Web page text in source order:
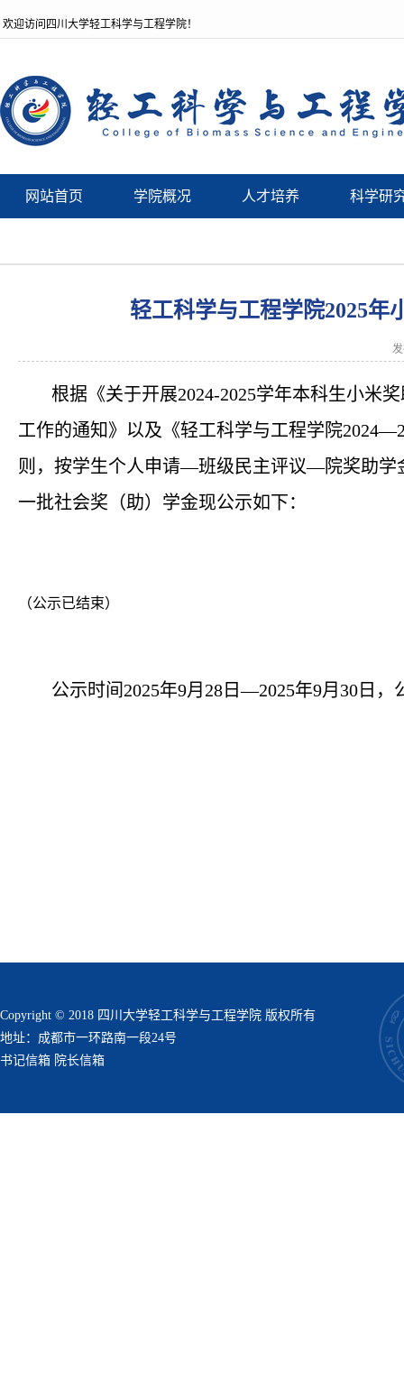
欢迎访问四川大学轻工科学与工程学院！
网站首页 学院概况 人才培养 科学研
轻工科学与工程学院2025年
根据《关于开展2024-2025学年本科生小米
工作的通知》以及《轻工科学与工程学院
则，按学生个人申请—班级民主评议—院奖助学
一批社会奖（助）学金现公示如下：
（公示已结束）
公示时间 2025年9月 28 日—2025年9月30 日，
Copyright © 2018 四川大学轻工科学与工程学院 版权所有
地址：成都市一环路南一段24号
书记信箱 院长信箱